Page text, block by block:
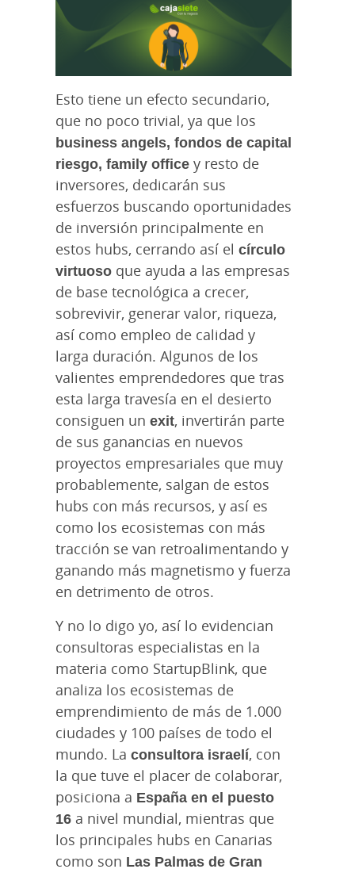
Esto tiene un efecto secundario,
que no poco trivial, ya que los
business angels, fondos de capital
riesgo, family office y resto de
inversores, dedicarán sus
esfuerzos buscando oportunidades
de inversión principalmente en
estos hubs, cerrando así el círculo
virtuoso que ayuda a las empresas
de base tecnológica a crecer,
sobrevivir, generar valor, riqueza,
así como empleo de calidad y
larga duración. Algunos de los
valientes emprendedores que tras
esta larga travesía en el desierto
consiguen un exit, invertirán parte
de sus ganancias en nuevos
proyectos empresariales que muy
probablemente, salgan de estos
hubs con más recursos, y así es
como los ecosistemas con más
tracción se van retroalimentando y
ganando más magnetismo y fuerza
en detrimento de otros.
Y no lo digo yo, así lo evidencian
consultoras especialistas en la
materia como StartupBlink, que
analiza los ecosistemas de
emprendimiento de más de 1.000
ciudades y 100 países de todo el
mundo. La consultora israelí, con
la que tuve el placer de colaborar,
posiciona a España en el puesto
16 a nivel mundial, mientras que
los principales hubs en Canarias
como son Las Palmas de Gran